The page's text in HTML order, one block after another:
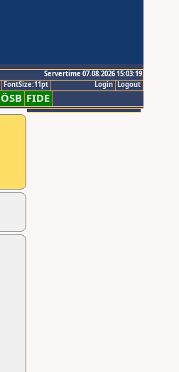
Servertime 07.08.2026 15:03:19
Logout
Login
FontSize:11pt
ÖSB FIDE